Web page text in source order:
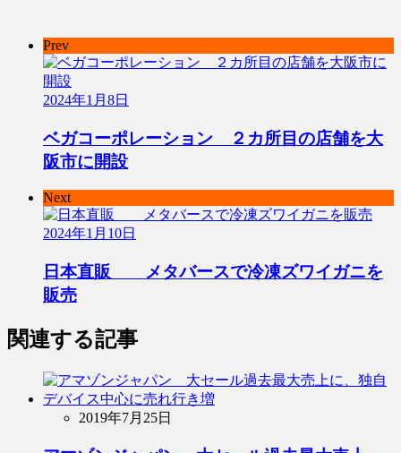
Prev
2024年1月8日
ベガコーポレーション ２カ所目の店舗を大
阪市に開設
Next
2024年1月10日
日本直販 メタバースで冷凍ズワイガニを
販売
関連する記事
2019年7月25日